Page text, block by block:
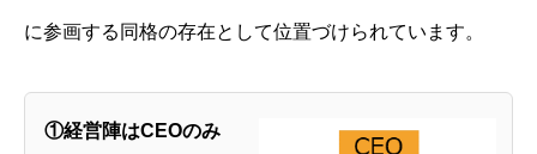
に参画する同格の存在として位置づけられています。
①経営陣はCEOのみ